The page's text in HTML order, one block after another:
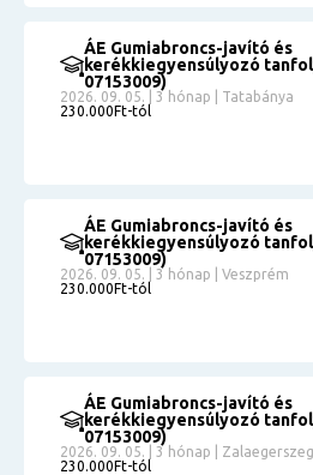
ÁE Gumiabroncs-javító és
kerékkiegyensúlyozó
07153009)
2026. 09. 05. | 3 hónap | Tatabánya
230.000Ft-tól
ÁE Gumiabroncs-javító és
kerékkiegyensúlyozó
07153009)
2026. 09. 05. | 3 hónap | Veszprém
230.000Ft-tól
ÁE Gumiabroncs-javító és
kerékkiegyensúlyozó
07153009)
2026. 09. 05. | 3 hónap | Zalaegerszeg
230.000Ft-tól